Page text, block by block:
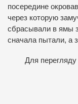
посередине
через которую
сбрасывали в ямы
сначала пытали, а
Для перегляду